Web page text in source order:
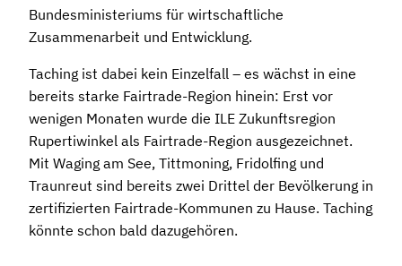
Bundesministeriums für wirtschaftliche
Zusammenarbeit und Entwicklung.
Taching ist dabei kein Einzelfall – es wächst in eine
bereits starke Fairtrade-Region hinein: Erst vor
wenigen Monaten wurde die ILE Zukunftsregion
Rupertiwinkel als Fairtrade-Region ausgezeichnet.
Mit Waging am See, Tittmoning, Fridolfing und
Traunreut sind bereits zwei Drittel der Bevölkerung in
zertifizierten Fairtrade-Kommunen zu Hause. Taching
könnte schon bald dazugehören.